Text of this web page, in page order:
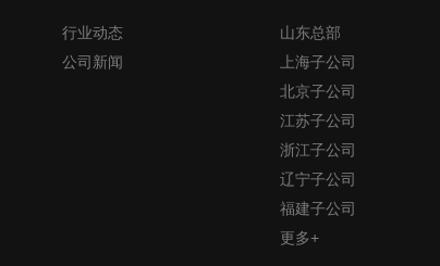
行业动态
公司新闻
山东总部
上海子公司
北京子公司
江苏子公司
浙江子公司
辽宁子公司
福建子公司
更多+